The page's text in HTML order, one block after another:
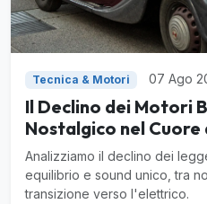
Tecnica & Motori 07 Ago
Il Declino dei Motori
Nostalgico nel Cuore
Analizziamo il declino dei
equilibrio e sound unico, tra
transizione verso l'elettrico.